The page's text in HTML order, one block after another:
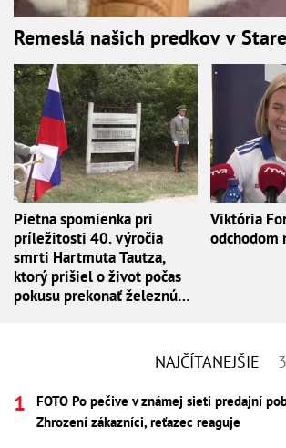
Remeslá našich predkov v
Pietna spomienka pri
príležitosti 40. výročia
smrti Hartmuta Tautza,
ktorý prišiel o život počas
pokusu prekonať železnú
Viktória
odchodom
NAJČÍTANEJŠIE
FOTO Po pečive v známej sieti predajní
Zhrození zákazníci, reťazec reaguje